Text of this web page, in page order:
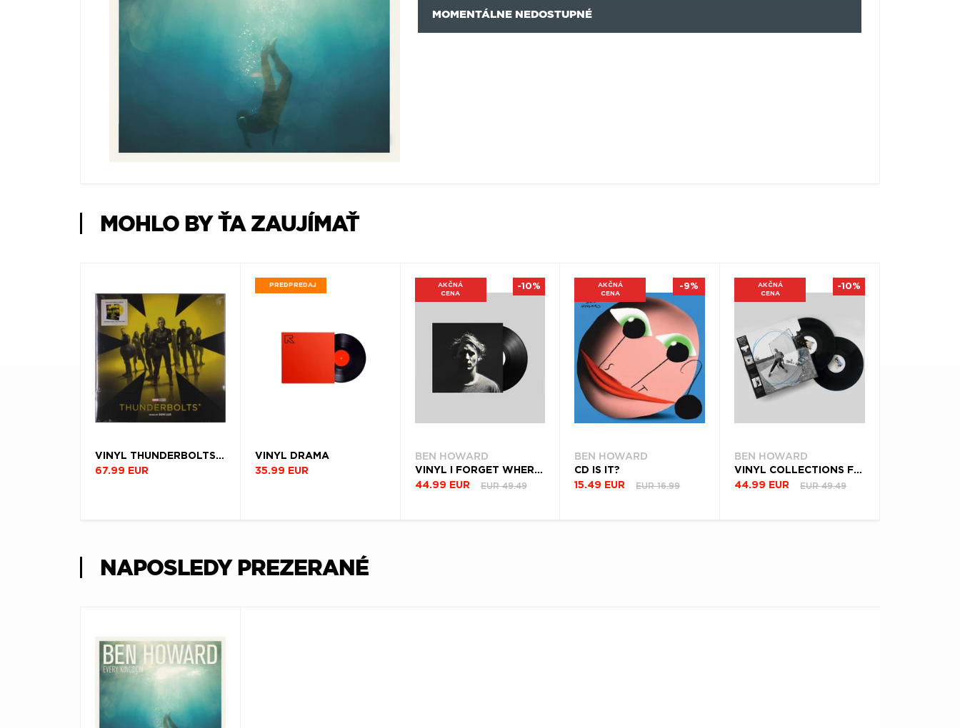
MOMENTÁLNE NEDOSTUPNÉ
MOHLO BY ŤA ZAUJÍMAŤ
VINYL THUNDERBOLTS* (SCORE)
67.99 EUR
PREDPREDAJ
VINYL DRAMA
35.99 EUR
AKČNÁ
CENA
BEN HOWARD
VINYL I FORGET WHERE WE WERE
44.99 EUR
EUR 49.49
-10%
AKČNÁ
CENA
BEN HOWARD
CD IS IT?
15.49 EUR
EUR 16.99
-9%
AKČNÁ
CENA
BEN HOWARD
VINYL COLLECTIONS FROM THE WHITEOUT
44.99 EUR
EUR 49.49
-10%
NAPOSLEDY PREZERANÉ